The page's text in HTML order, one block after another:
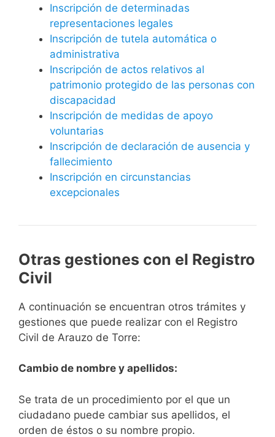
Inscripción de determinadas
representaciones legales
Inscripción de tutela automática o
administrativa
Inscripción de actos relativos al
patrimonio protegido de las personas con
discapacidad
Inscripción de medidas de apoyo
voluntarias
Inscripción de declaración de ausencia y
fallecimiento
Inscripción en circunstancias
excepcionales
Otras gestiones con el Registro
Civil
A continuación se encuentran otros trámites y
gestiones que puede realizar con el Registro
Civil de Arauzo de Torre:
Cambio de nombre y apellidos:
Se trata de un procedimiento por el que un
ciudadano puede cambiar sus apellidos, el
orden de éstos o su nombre propio.